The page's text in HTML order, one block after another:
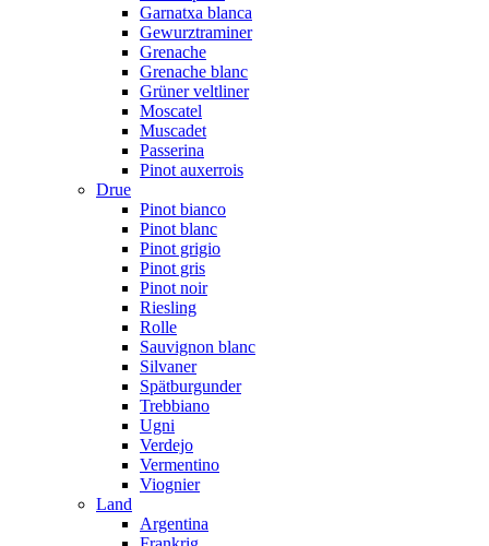
Garnatxa blanca
Gewurztraminer
Grenache
Grenache blanc
Grüner veltliner
Moscatel
Muscadet
Passerina
Pinot auxerrois
Drue
Pinot bianco
Pinot blanc
Pinot grigio
Pinot gris
Pinot noir
Riesling
Rolle
Sauvignon blanc
Silvaner
Spätburgunder
Trebbiano
Ugni
Verdejo
Vermentino
Viognier
Land
Argentina